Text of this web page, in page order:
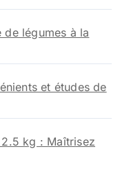
légumes à la
et études de
2.5 kg : Maîtrisez